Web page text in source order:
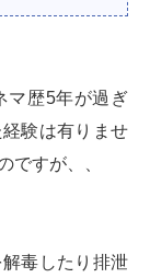
マ歴5年が過ぎ
験は有りませ
ですが、、
毒したり排泄